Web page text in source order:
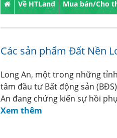
Về HTLand Mua bán/Cho
Các sản phẩm Đất Nền
Long An, một trong những
tâm đầu tư Bất động sản
An đang chứng kiến sự hồi
Xem thêm